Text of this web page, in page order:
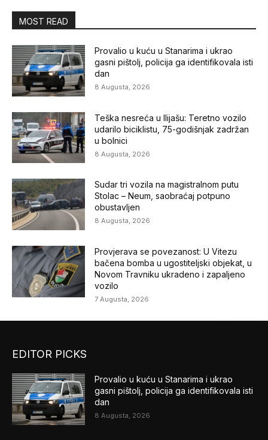
MOST READ
Provalio u kuću u Stanarima i ukrao
gasni pištolj, policija ga identifikovala isti
dan
8 Augusta, 2026
Teška nesreća u Ilijašu: Teretno vozilo
udarilo biciklistu, 75-godišnjak zadržan
u bolnici
8 Augusta, 2026
Sudar tri vozila na magistralnom putu
Stolac – Neum, saobraćaj potpuno
obustavljen
8 Augusta, 2026
Provjerava se povezanost: U Vitezu
bačena bomba u ugostiteljski objekat, u
Novom Travniku ukradeno i zapaljeno
vozilo
7 Augusta, 2026
EDITOR PICKS
Provalio u kuću u Stanarima i ukrao
gasni pištolj, policija ga identifikovala isti
dan
8 Augusta, 2026